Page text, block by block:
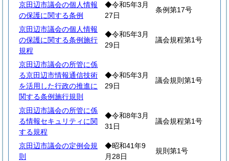
京田辺市議会の個人情報
の保護に関する条例
◆令和5年3月
27日
条例第17号
京田辺市議会の個人情報
の保護に関する条例施行
規程
◆令和5年3月
29日
議会規程第1号
京田辺市議会の所管に係
る京田辺市情報通信技術
を活用した行政の推進に
関する条例施行規則
◆令和5年3月
29日
議会規則第1号
京田辺市議会の所管に係
る情報セキュリティに関
する規程
◆令和8年3月
31日
議会規程第1号
京田辺市議会の定例会規
則
◆昭和41年9
月28日
規則第1号